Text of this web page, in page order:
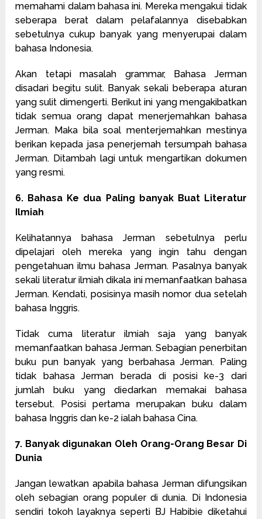
memahami dalam bahasa ini. Mereka mengakui tidak
seberapa berat dalam pelafalannya disebabkan
sebetulnya cukup banyak yang menyerupai dalam
bahasa Indonesia.
Akan tetapi masalah grammar, Bahasa Jerman
disadari begitu sulit. Banyak sekali beberapa aturan
yang sulit dimengerti. Berikut ini yang mengakibatkan
tidak semua orang dapat menerjemahkan bahasa
Jerman. Maka bila soal menterjemahkan mestinya
berikan kepada jasa penerjemah tersumpah bahasa
Jerman. Ditambah lagi untuk mengartikan dokumen
yang resmi.
6. Bahasa Ke dua Paling banyak Buat Literatur
Ilmiah
Kelihatannya bahasa Jerman sebetulnya perlu
dipelajari oleh mereka yang ingin tahu dengan
pengetahuan ilmu bahasa Jerman. Pasalnya banyak
sekali literatur ilmiah dikala ini memanfaatkan bahasa
Jerman. Kendati, posisinya masih nomor dua setelah
bahasa Inggris.
Tidak cuma literatur ilmiah saja yang banyak
memanfaatkan bahasa Jerman. Sebagian penerbitan
buku pun banyak yang berbahasa Jerman. Paling
tidak bahasa Jerman berada di posisi ke-3 dari
jumlah buku yang diedarkan memakai bahasa
tersebut. Posisi pertama merupakan buku dalam
bahasa Inggris dan ke-2 ialah bahasa Cina.
7. Banyak digunakan Oleh Orang-Orang Besar Di
Dunia
Jangan lewatkan apabila bahasa Jerman difungsikan
oleh sebagian orang populer di dunia. Di Indonesia
sendiri tokoh layaknya seperti BJ Habibie diketahui